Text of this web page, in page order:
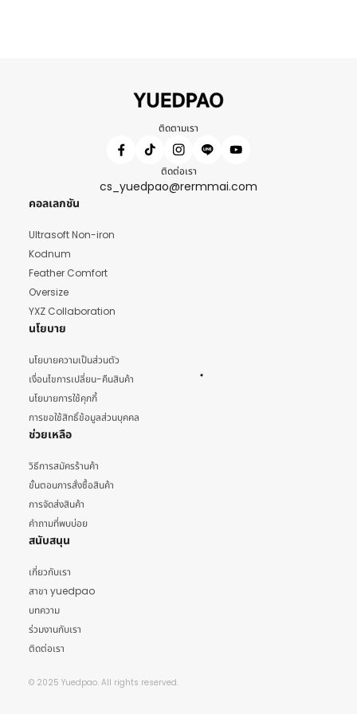
ติดตามเรา
ติดต่อเรา
cs_yuedpao@rermmai.com
คอลเลกชัน
Ultrasoft Non-iron
Kodnum
Feather Comfort
Oversize
YXZ Collaboration
นโยบาย
นโยบายความเป็นส่วนตัว
เงื่อนไขการเปลี่ยน-คืนสินค้า
นโยบายการใช้คุกกี้
การขอใช้สิทธิ์ข้อมูลส่วนบุคคล
ช่วยเหลือ
วิธีการสมัครร้านค้า
ขั้นตอนการสั่งซื้อสินค้า
การจัดส่งสินค้า
คำถามที่พบบ่อย
สนับสนุน
เกี่ยวกับเรา
สาขา yuedpao
บทความ
ร่วมงานกับเรา
ติดต่อเรา
© 2025 Yuedpao. All rights reserved.